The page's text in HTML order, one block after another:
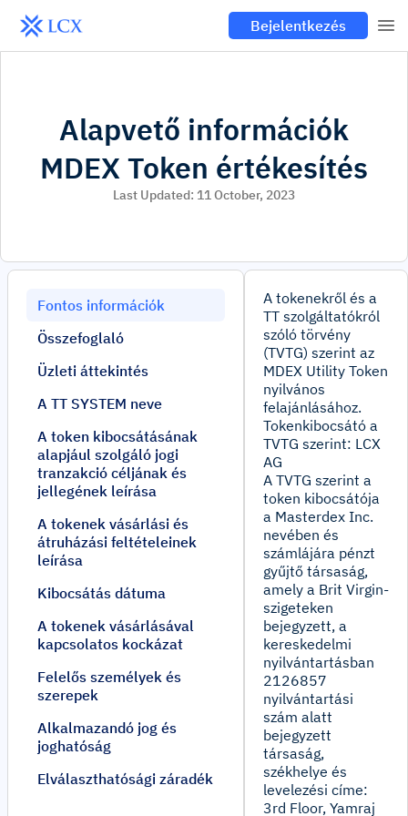
Bejelentkezés
Alapvető információk
MDEX Token értékesítés
Last Updated: 11 October, 2023
Fontos információk
Összefoglaló
Üzleti áttekintés
A TT SYSTEM neve
A token kibocsátásának
alapjául szolgáló jogi
tranzakció céljának és
jellegének leírása
A tokenek vásárlási és
átruházási feltételeinek
leírása
Kibocsátás dátuma
A tokenek vásárlásával
kapcsolatos kockázat
Felelős személyek és
szerepek
Alkalmazandó jog és
joghatóság
Elválaszthatósági záradék
A tokenekről és a
TT szolgáltatókról
szóló törvény
(TVTG) szerint az
MDEX Utility Token
nyilvános
felajánlásához.
Tokenkibocsátó a
TVTG szerint: LCX
AG
A TVTG szerint a
token kibocsátója
a Masterdex Inc.
nevében és
számlájára pénzt
gyűjtő társaság,
amely a Brit Virgin-
szigeteken
bejegyzett, a
kereskedelmi
nyilvántartásban
2126857
nyilvántartási
szám alatt
bejegyzett
társaság,
székhelye és
levelezési címe:
3rd Floor, Yamraj